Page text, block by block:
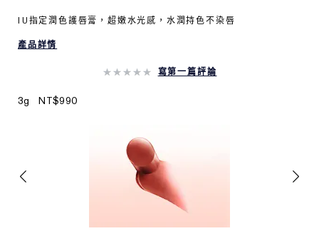
IU指定潤色護唇膏，超嫩水光感，水潤持色不染唇
產品詳情
寫第一篇評論
3gNT$990